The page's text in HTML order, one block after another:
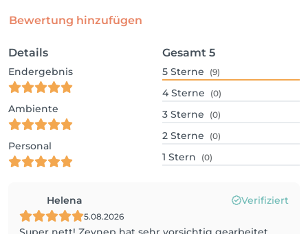
Bewertung hinzufügen
Details
Endergebnis
Ambiente
Personal
Gesamt 5
5 Sterne (9)
4 Sterne (0)
3 Sterne (0)
2 Sterne (0)
1 Stern (0)
Helena Verifiziert
5.08.2026